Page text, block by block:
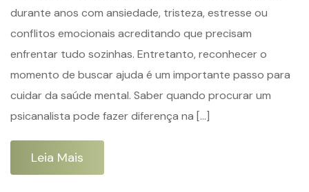
durante anos com ansiedade, tristeza, estresse ou
conflitos emocionais acreditando que precisam
enfrentar tudo sozinhas. Entretanto, reconhecer o
momento de buscar ajuda é um importante passo para
cuidar da saúde mental. Saber quando procurar um
psicanalista pode fazer diferença na […]
Leia Mais